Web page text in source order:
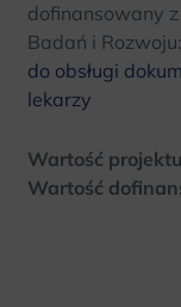
dofinansowany
Badań i Rozwoju:
do obsługi
lekarzy
Wartość
Wartość